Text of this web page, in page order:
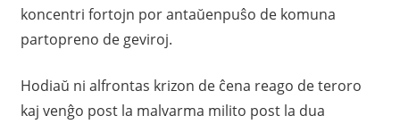
koncentri fortojn por antaŭenpuŝo de komuna
partopreno de geviroj.
Hodiaŭ ni alfrontas krizon de ĉena reago de teroro
kaj venĝo post la malvarma milito post la dua